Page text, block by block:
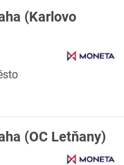
(Karlovo
(OC Letňany)